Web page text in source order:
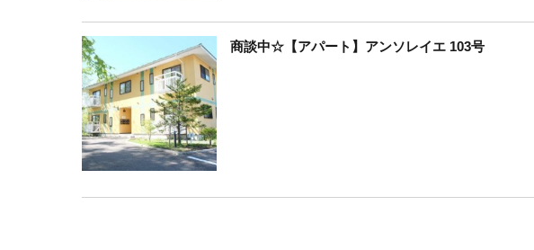
商談中☆【アパート】アンソレイエ 103号